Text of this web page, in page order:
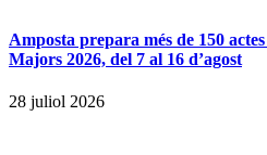
Amposta prepara més de 150
Majors 2026, del 7 al 16 d’agost
28 juliol 2026